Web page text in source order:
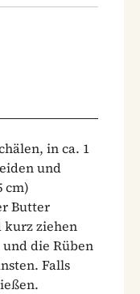
in ca. 1
und
cm)
Butter
kurz ziehen
die Rüben
Falls